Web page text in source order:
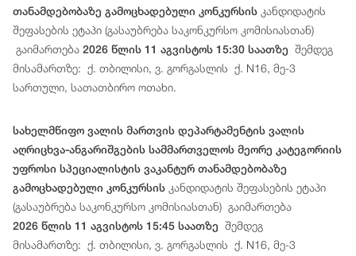
თანამდებობაზე გამოცხადებული კონკურსის კანდიდატის
შეფასების ეტაპი (გასაუბრება საკონკურსო კომისიასთან)
გაიმართება 2026 წლის 11 აგვისტოს 15:30 საათზე შემდეგ
მისამართზე: ქ. თბილისი, ვ. გორგასლის ქ. N16, მე-3
სართული, სათათბირო ოთახი.
სახელმწიფო ვალის მართვის დეპარტამენტის ვალის
აღრიცხვა-ანგარიშგების სამმართველოს მეორე კატეგორიის
უფროსი სპეციალისტის ვაკანტურ თანამდებობაზე
გამოცხადებული კონკურსის კანდიდატის შეფასების ეტაპი
(გასაუბრება საკონკურსო კომისიასთან) გაიმართება
2026 წლის 11 აგვისტოს 15:45 საათზე შემდეგ
მისამართზე: ქ. თბილისი, ვ. გორგასლის ქ. N16, მე-3